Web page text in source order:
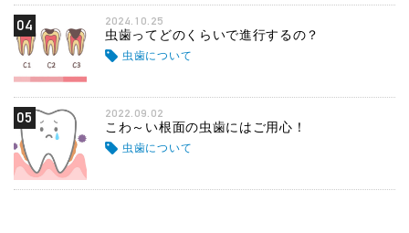
04 2024.10.25
虫歯ってどのくらいで進行するの？
虫歯について
05 2022.09.02
こわ～い根面の虫歯にはご用心！
虫歯について